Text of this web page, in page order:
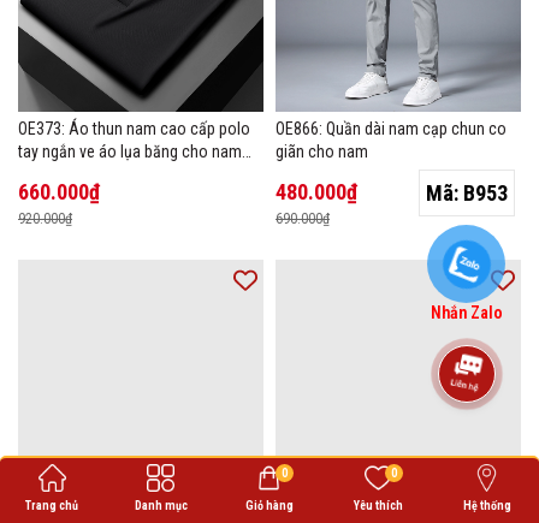
Mã: B953
OE373: Áo thun nam cao cấp polo
tay ngắn ve áo lụa băng cho nam
660.000₫
920.000₫
OE866: Quần dài nam cạp chun co
giãn cho nam
480.000₫
690.000₫
Trang chủ Danh mục Giỏ hàng
0
Yêu thích
0
Hệ thống
Nhắn Zalo